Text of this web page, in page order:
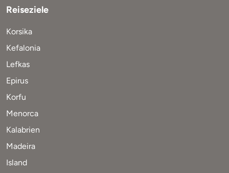
Reiseziele
Korsika
Kefalonia
Lefkas
Epirus
Korfu
Menorca
Kalabrien
Madeira
Island